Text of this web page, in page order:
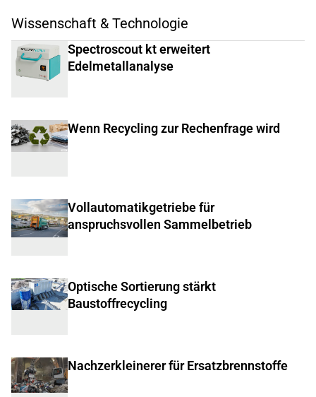
Wissenschaft & Technologie
Spectroscout kt erweitert
Edelmetallanalyse
Wenn Recycling zur Rechenfrage wird
Vollautomatikgetriebe für
anspruchsvollen Sammelbetrieb
Optische Sortierung stärkt
Baustoffrecycling
Nachzerkleinerer für Ersatzbrennstoffe